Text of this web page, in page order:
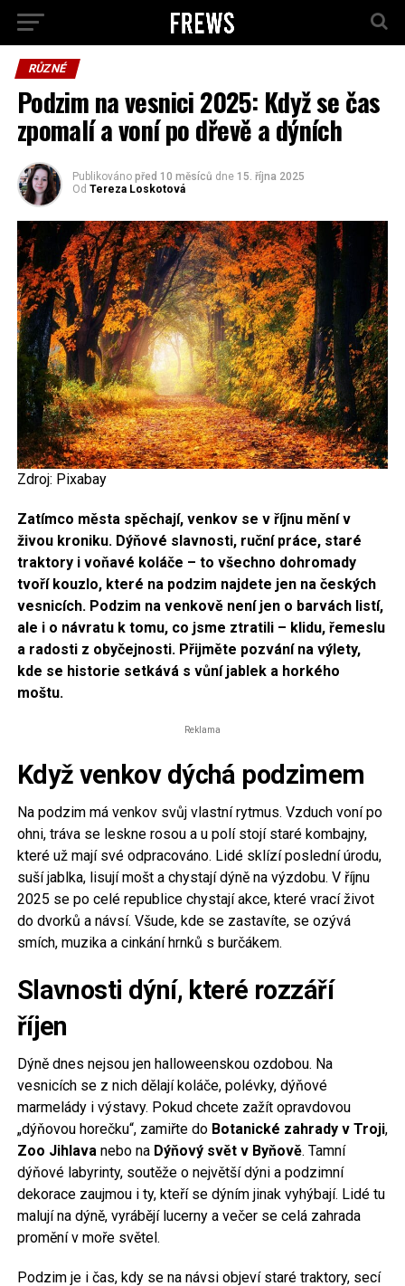
RŮZNÉ
Podzim na vesnici 2025: Když se čas
zpomalí a voní po dřevě a dýních
Publikováno před 10 měsíců dne 15. října 2025
Od Tereza Loskotová
Zdroj: Pixabay
Zatímco města spěchají, venkov se v říjnu mění v
živou kroniku. Dýňové slavnosti, ruční práce, staré
traktory i voňavé koláče – to všechno dohromady
tvoří kouzlo, které na podzim najdete jen na českých
vesnicích. Podzim na venkově není jen o barvách listí,
ale i o návratu k tomu, co jsme ztratili – klidu, řemeslu
a radosti z obyčejnosti. Přijměte pozvání na výlety,
kde se historie setkává s vůní jablek a horkého
moštu.
Reklama
Když venkov dýchá podzimem
Na podzim má venkov svůj vlastní rytmus. Vzduch voní po
ohni, tráva se leskne rosou a u polí stojí staré kombajny,
které už mají své odpracováno. Lidé sklízí poslední úrodu,
suší jablka, lisují mošt a chystají dýně na výzdobu. V říjnu
2025 se po celé republice chystají akce, které vrací život
do dvorků a návsí. Všude, kde se zastavíte, se ozývá
smích, muzika a cinkání hrnků s burčákem.
Slavnosti dýní, které rozzáří
říjen
Dýně dnes nejsou jen halloweenskou ozdobou. Na
vesnicích se z nich dělají koláče, polévky, dýňové
marmelády i výstavy. Pokud chcete zažít opravdovou
„dýňovou horečku“, zamiřte do Botanické zahrady v Troji,
Zoo Jihlava nebo na Dýňový svět v Byňově. Tamní
dýňové labyrinty, soutěže o největší dýni a podzimní
dekorace zaujmou i ty, kteří se dýním jinak vyhýbají. Lidé tu
malují na dýně, vyrábějí lucerny a večer se celá zahrada
promění v moře světel.
Podzim je i čas, kdy se na návsi objeví staré traktory, secí